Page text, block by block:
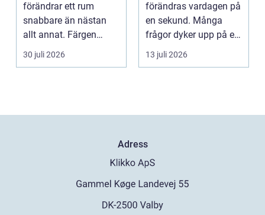
förändrar ett rum
snabbare än nästan
allt annat. Färgen
påverkar hur vi
upplever lju...
30 juli 2026
förändras vardagen på
en sekund. Många
frågor dyker upp på en
gång: Vad händer nu...
13 juli 2026
Adress